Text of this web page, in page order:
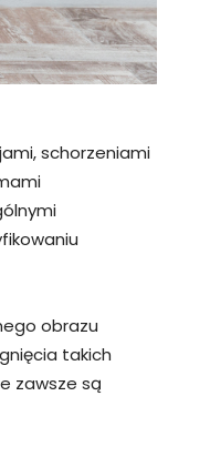
schorzeniami
obrazu
takich
zawsze są